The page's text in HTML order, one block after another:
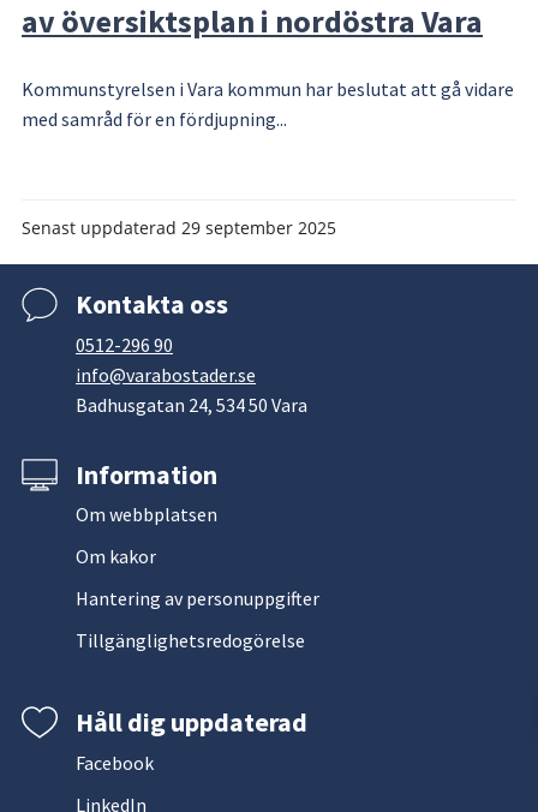
av översiktsplan i nordöstra Vara
Kommunstyrelsen i Vara kommun har beslutat att gå vidare
med samråd för en fördjupning...
Senast uppdaterad 29 september 2025
Kontakta oss
0512-296 90
info@varabostader.se
Badhusgatan 24, 534 50 Vara
Information
Om webbplatsen
Om kakor
Hantering av personuppgifter
Tillgänglighetsredogörelse
Håll dig uppdaterad
Facebook
LinkedIn